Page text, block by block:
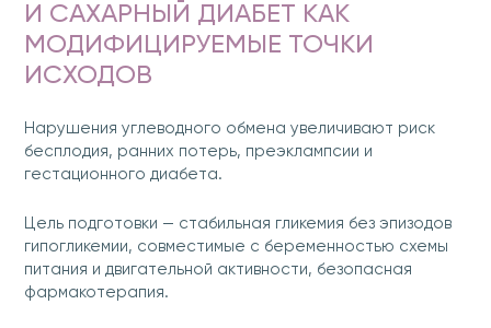
И САХАРНЫЙ ДИАБЕТ КАК
МОДИФИЦИРУЕМЫЕ ТОЧКИ
ИСХОДОВ
Нарушения углеводного обмена увеличивают риск
бесплодия, ранних потерь, преэклампсии и
гестационного диабета.
Цель подготовки — стабильная гликемия без эпизодов
гипогликемии, совместимые с беременностью схемы
питания и двигательной активности, безопасная
фармакотерапия.